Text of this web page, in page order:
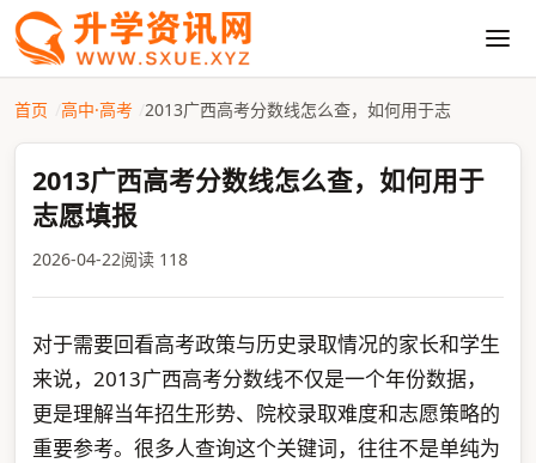
首页 高中·高考 2013广西高考分数线怎么查，如何用于志
2013广西高考分数线怎么查，如何用于
志愿填报
2026-04-22阅读 118
对于需要回看高考政策与历史录取情况的家长和学生
来说，2013广西高考分数线不仅是一个年份数据，
更是理解当年招生形势、院校录取难度和志愿策略的
重要参考。很多人查询这个关键词，往往不是单纯为